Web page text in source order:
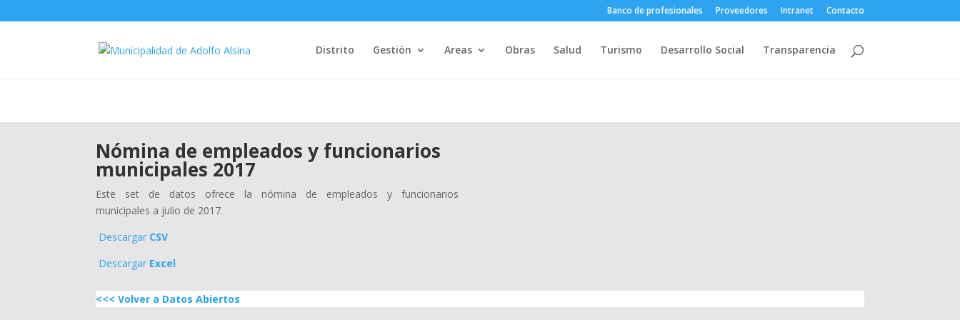
Banco de profesionales Proveedores Intranet Contacto
Distrito Gestión Areas Obras Salud Turismo Desarrollo Social Transparencia
Nómina de empleados y funcionarios
municipales 2017
Este set de datos ofrece la nómina de empleados y funcionarios
municipales a julio de 2017.
Descargar CSV
Descargar Excel
<<< Volver a Datos Abiertos